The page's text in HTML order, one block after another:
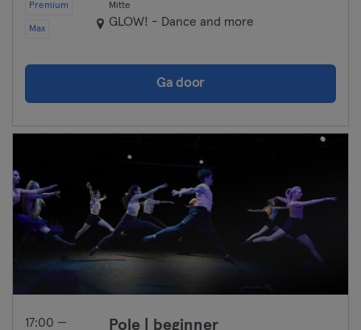
Premium
Max
Mitte
GLOW! - Dance and more
Ga door
17:00 — Pole | beginner